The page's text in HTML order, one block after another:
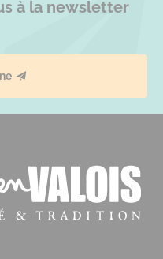
à la newsletter